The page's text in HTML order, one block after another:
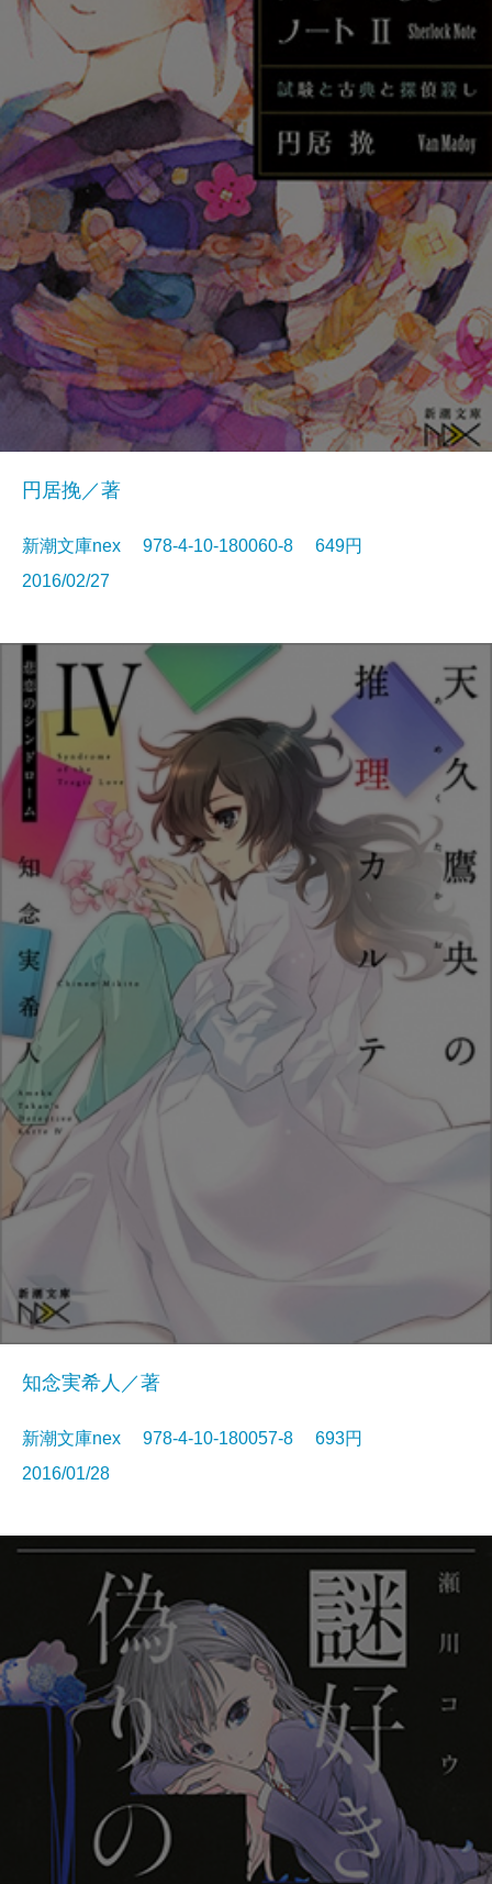
円居挽／著
新潮文庫nex 978-4-10-180060-8 649円
2016/02/27
知念実希人／著
新潮文庫nex 978-4-10-180057-8 693円
2016/01/28